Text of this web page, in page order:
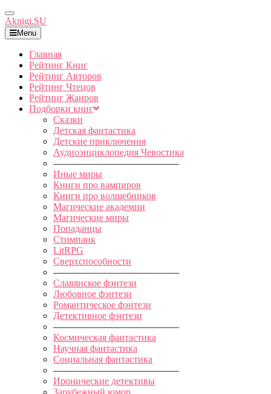
Toggle
Navigation
Aknigi.SU
Menu
Главная
Рейтинг Книг
Рейтинг Авторов
Рейтинг Чтецов
Рейтинг Жанров
Подборки книг
Сказки
Детская фантастика
Детские приключения
Аудиоэнциклопедия Чевостика
—————————————
Иные миры
Книги про вампиров
Книги про волшебников
Магические академии
Магические миры
Попаданцы
Стимпанк
LitRPG
Сверхспособности
—————————————
Славянское фэнтези
Любовное фэнтези
Романтическое фэнтези
Детективное фэнтези
—————————————
Космическая фантастика
Научная фантастика
Социальная фантастика
—————————————
Иронические детективы
Зарубежный юмор